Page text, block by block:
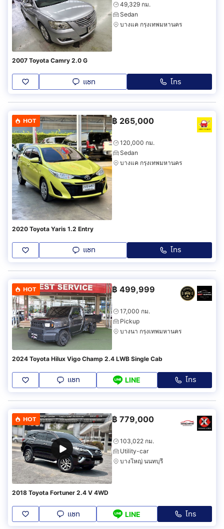
49,329 กม.
Sedan
บางแค กรุงเทพมหานคร
2007 Toyota Camry 2.0 G
แชท โทร
HOT ฿ 265,000
120,000 กม.
Sedan
บางแค กรุงเทพมหานคร
2020 Toyota Yaris 1.2 Entry
แชท โทร
HOT ฿ 499,999
17,000 กม.
Pickup
บางนา กรุงเทพมหานคร
2024 Toyota Hilux Vigo Champ 2.4 LWB Single Cab
แชท LINE โทร
HOT ฿ 779,000
103,022 กม.
Utility-car
บางใหญ่ นนทบุรี
2018 Toyota Fortuner 2.4 V 4WD
แชท LINE โทร